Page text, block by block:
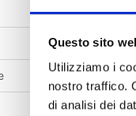
Questo sito
Utilizziamo i
nostro traffico.
di analisi dei